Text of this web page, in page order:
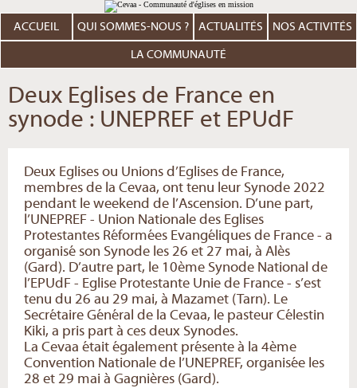
au
contenu.
Aller
personnels
ACCUEIL QUI SOMMES-NOUS ? ACTUALITÉS NOS ACTIVITÉS
LA COMMUNAUTÉ
Deux Eglises de France en
synode : UNEPREF et EPUdF
Deux Eglises ou Unions d’Eglises de France,
membres de la Cevaa, ont tenu leur Synode 2022
pendant le weekend de l’Ascension. D’une part,
l’UNEPREF - Union Nationale des Eglises
Protestantes Réformées Evangéliques de France - a
organisé son Synode les 26 et 27 mai, à Alès
(Gard). D’autre part, le 10ème Synode National de
l’EPUdF - Eglise Protestante Unie de France - s’est
tenu du 26 au 29 mai, à Mazamet (Tarn). Le
Secrétaire Général de la Cevaa, le pasteur Célestin
Kiki, a pris part à ces deux Synodes.
La Cevaa était également présente à la 4ème
Convention Nationale de l’UNEPREF, organisée les
28 et 29 mai à Gagnières (Gard).